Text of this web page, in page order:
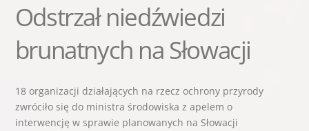
Odstrzał niedźwiedzi
brunatnych na Słowacji
18 organizacji działających na rzecz ochrony przyrody
zwróciło się do ministra środowiska z apelem o
interwencję w sprawie planowanych na Słowacji